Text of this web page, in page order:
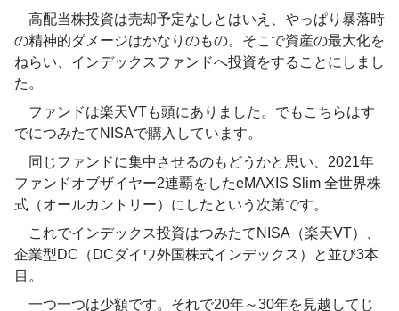
高配当株投資は売却予定なしとはいえ、やっぱり暴落時
の精神的ダメージはかなりのもの。そこで資産の最大化を
ねらい、インデックスファンドへ投資をすることにしまし
た。
ファンドは楽天VTも頭にありました。でもこちらはす
でにつみたてNISAで購入しています。
同じファンドに集中させるのもどうかと思い、2021年
ファンドオブザイヤー2連覇をしたeMAXIS Slim 全世界株
式（オールカントリー）にしたという次第です。
これでインデックス投資はつみたてNISA（楽天VT）、
企業型DC（DCダイワ外国株式インデックス）と並び3本
目。
一つ一つは少額です。それで20年～30年を見越してじ